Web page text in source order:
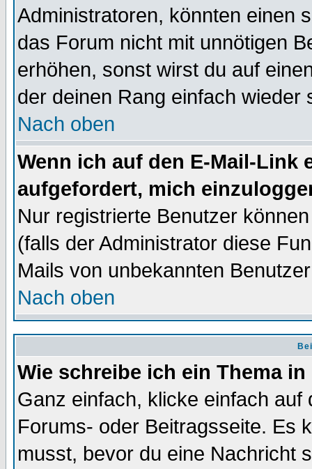
Administratoren, könnten einen
das Forum nicht mit unnötigen
erhöhen, sonst wirst du auf
der deinen Rang einfach wieder
Nach oben
Wenn ich auf den E-Mail-Link
aufgefordert, mich
Nur registrierte Benutzer
(falls der Administrator diese
Mails von unbekannten
Nach oben
Wie schreibe ich ein Thema
Ganz einfach, klicke einfach
Forums- oder Beitragsseite. Es
musst, bevor du eine Nachricht